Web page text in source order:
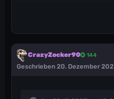
CrazyZocker90 144
Geschrieben 20. Dezember